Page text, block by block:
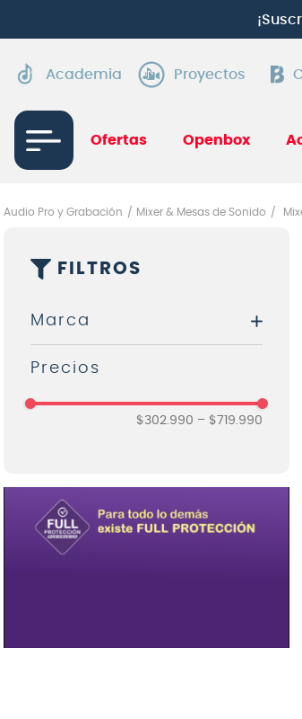
¡
Academia Proyectos
Ofertas Openbox
Audio Pro y Grabación Mixer & Mesas de Sonido
FILTROS
Marca
Behringer
Itc
$302.990 – $719.990